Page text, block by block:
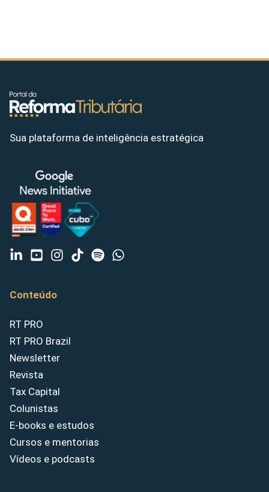
Sua plataforma de inteligência estratégica
Conteúdo
RT PRO
RT PRO Brazil
Newsletter
Revista
Tax Capital
Colunistas
E-books e estudos
Cursos e mentorias
Vídeos e podcasts